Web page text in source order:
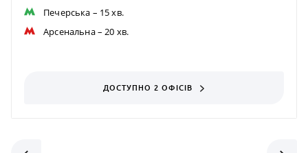
Печерська – 15 хв.
Арсенальна– 20 хв.
ДОСТУПНО 2 ОФІСІВ